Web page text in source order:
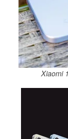
Xiaomi